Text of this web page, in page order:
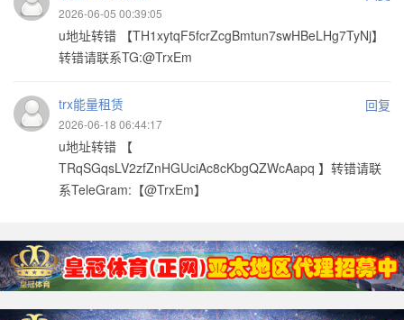
2026-06-05 00:39:05
u地址转错 【TH1xytqF5fcrZcgBmtun7swHBeLHg7TyNj】
转错请联系TG:@TrxEm
trx能量租赁 回复
2026-06-18 06:44:17
u地址转错 【
TRqSGqsLV2zfZnHGUciAc8cKbgQZWcAapq 】转错请联
系TeleGram:【@TrxEm】